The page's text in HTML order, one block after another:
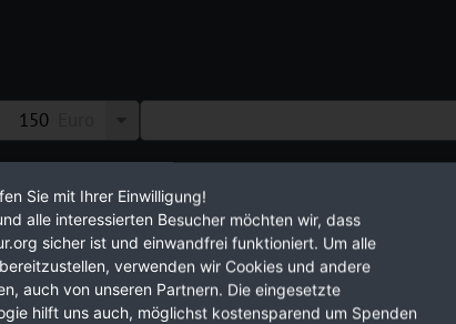
EuroNatur setzt auf langfristig
Mit Ihren regelmäßigen
Planungssicherheit.
JETZT
Sie mit Ihrer Einwilligung!
alle interessierten Besucher möchten wir, dass
sicher ist und einwandfrei funktioniert. Um alle
verwenden wir Cookies und andere
auch von unseren Partnern. Die eingesetzte
hilft uns auch, möglichst kostensparend um Spenden